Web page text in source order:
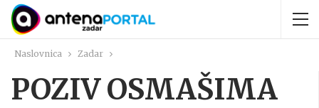
Naslovnica Zadar
POZIV OSMAŠIMA